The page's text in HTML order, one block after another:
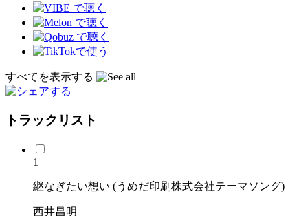
すべてを表示する
トラックリスト
1
継なぎたい想い (うめだ印刷株式会社テーマソング)
西井昌明